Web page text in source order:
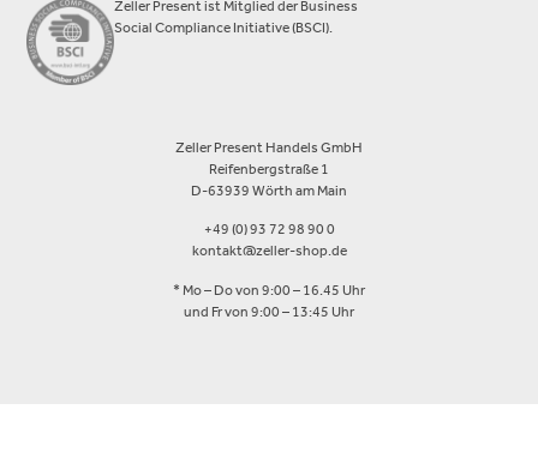
Zeller Present ist Mitglied der Business
Social Compliance Initiative (BSCI).
Zeller Present Handels GmbH
Reifenbergstraße 1
D-63939 Wörth am Main
+49 (0) 93 72 98 90 0
kontakt@zeller-shop.de
* Mo – Do von 9:00 – 16.45 Uhr
und Fr von 9:00 – 13:45 Uhr